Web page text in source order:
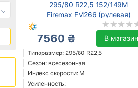
295/80 R22,5 152/149M
Firemax FM266 (рулевая)
7560 ₴ В магазин
Типоразмер: 295/80 R22,5
Сезон: всесезонная
Индекс скорости: M
Усиленность: